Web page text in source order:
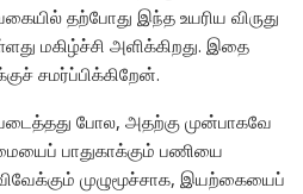
தற்போது இந்த உயரிய விருது
மகிழ்ச்சி அளிக்கிறது. இதை
சமர்ப்பிக்கிறேன்.
போல, அதற்கு முன்பாகவே
பாதுகாக்கும் பணியை
முழுமூச்சாக, இயற்கையைப்